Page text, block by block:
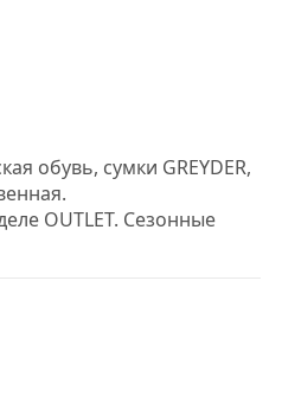
обувь, сумки GREYDER,
OUTLET. Сезонные